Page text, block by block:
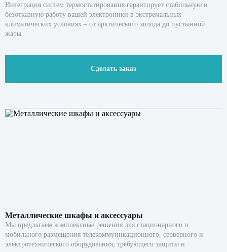
Интеграция систем термостатирования гарантирует стабильную и
безотказную работу вашей электроники в экстремальных
климатических условиях – от арктического холода до пустынной
жары.
Сделать заказ
Металлические шкафы и аксессуары
Мы предлагаем комплексные решения для стационарного и
мобильного размещения телекоммуникационного, серверного и
электротехнического оборудования, требующего защиты и